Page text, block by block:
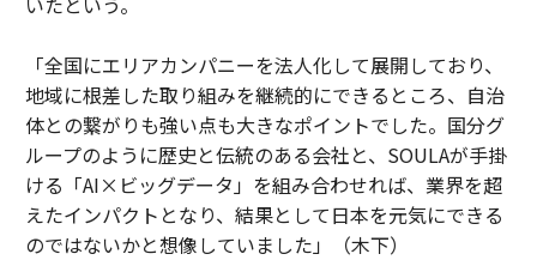
「全国にエリアカンパニーを法人化して展開しており、
地域に根差した取り組みを継続的にできるところ、自治
体との繋がりも強い点も大きなポイントでした。国分グ
ループのように歴史と伝統のある会社と、SOULAが手掛
ける「AI×ビッグデータ」を組み合わせれば、業界を超
えたインパクトとなり、結果として日本を元気にできる
のではないかと想像していました」（木下）